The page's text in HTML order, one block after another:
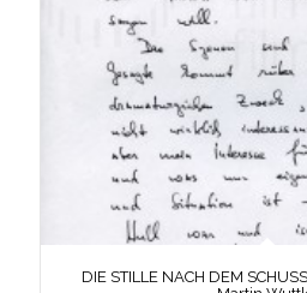
DIE STILLE NACH DEM